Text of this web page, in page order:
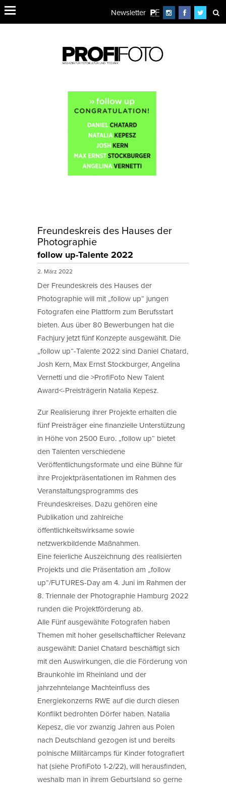
Newsletter
Freundeskreis des Hauses der
Photographie
follow up-Talente 2022
2. März 2022
Der Freundeskreis des Hauses der
Photographie will mit „follow up“ jungen
Fotografen eine Plattform zum Berufsstart
bieten. Aus über 80 Bewerbungen hat die
Fachjury jetzt fünf Konzepte ausgewählt. Die
„follow up“-Talente 2022 sind Daniel Chatard,
Josh Kern, Max Ernst Stockburger, Angelina
Vernetti und die >ProfiFoto New Talent
Award<-Preisträgerin Natalia Kepesz.
Zur Realisierung ihrer Projekte erhalten die
fünf Preisträger eine finanzielle Unterstützung
in Höhe von 2500 Euro. „follow up“ bietet
den Talenten verschiedene
Veröffentlichungsformate und eine Bühne für
ihre Projektpräsentationen im Rahmen des
Veranstaltungsprogramms des
Freundeskreises. Dazu gehören eine
Publikation und zahlreiche
öffentlichkeitswirksame sowie
netzwerkbildende Maßnahmen.
Eine feierliche Auszeichnung des realisierten
Projekts und die Präsentation am „follow
up“/FUTURES-Day am 4. Juni im Rahmen der
8. Triennale der Photographie Hamburg 2022
runden die Projektförderung ab.
Alle Fünf ausgewählte Fotografen haben
Themen mit hoher gesellschaftlicher Relevanz
ausgewählt: Daniel Chatard beschäftigt sich
mit den Auswirkungen, die die Förderung von
Braunkohle im Rheinland und der
jahrzehntelange Machteinfluss des
Energiekonzerns RWE auf die durch diesen
Konflikt bedrohten Dörfer haben. Natalia
Kepesz, die vor zwanzig Jahren aus Polen
nach Deutschland gezogen ist und bereits
polnische Militärcamps für Kinder fotografiert
hat (siehe ProfiFoto 1-2/22), will herausfinden,
weshalb man in ihrem Geburtsland so gerne